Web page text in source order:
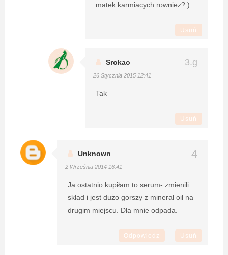
matek karmiacych rowniez?:)
Usuń
Srokao
26 Stycznia 2015 12:41
Tak
Usuń
Unknown
2 Września 2014 16:41
Ja ostatnio kupiłam to serum- zmienili
skład i jest dużo gorszy z mineral oil na
drugim miejscu. Dla mnie odpada.
Odpowiedz Usuń